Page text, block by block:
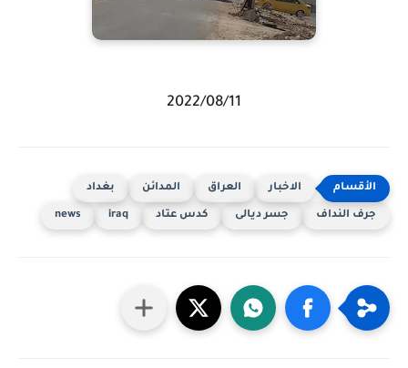
2022/08/11
الاخبار العراق المدائن بغداد
جرف النداف جسر ديالى كدس عتاد iraq
news